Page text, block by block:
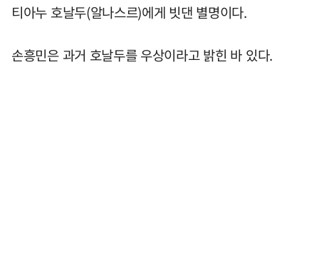
티아누 호날두(알나스르)에게 빗댄 별명이다.
손흥민은 과거 호날두를 우상이라고 밝힌 바 있다.